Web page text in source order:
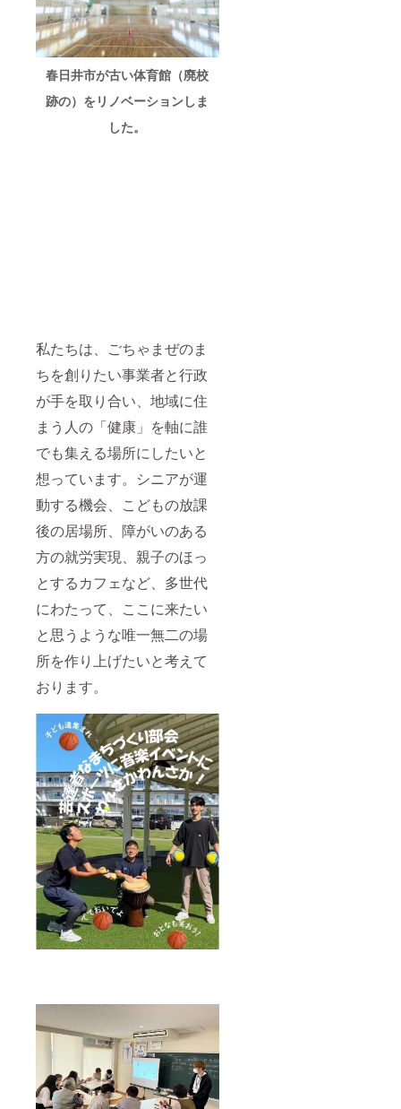
春日井市が古い体育館（廃校
跡の）をリノベーションしま
した。
私たちは、ごちゃまぜのま
ちを創りたい事業者と行政
が手を取り合い、地域に住
まう人の「健康」を軸に誰
でも集える場所にしたいと
想っています。シニアが運
動する機会、こどもの放課
後の居場所、障がいのある
方の就労実現、親子のほっ
とするカフェなど、多世代
にわたって、ここに来たい
と思うような唯一無二の場
所を作り上げたいと考えて
おります。